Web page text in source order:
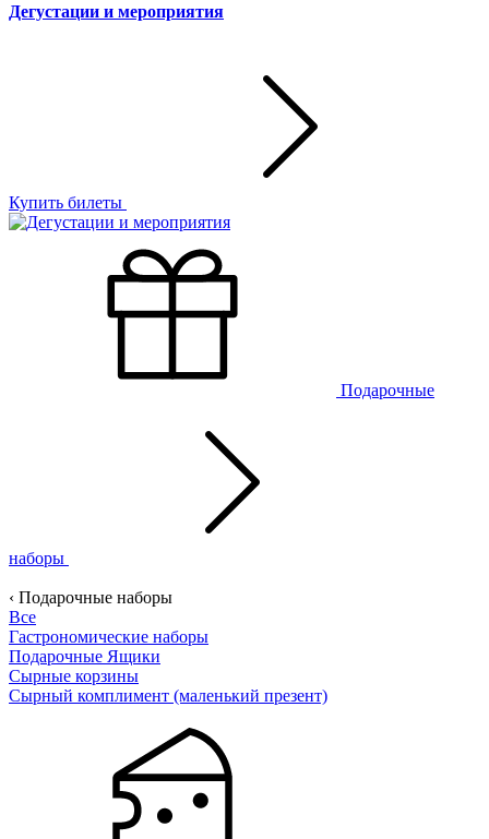
Дегустации и мероприятия
Купить билеты
Подарочные
наборы
‹ Подарочные наборы
Все
Гастрономические наборы
Подарочные Ящики
Сырные корзины
Сырный комплимент (маленький презент)